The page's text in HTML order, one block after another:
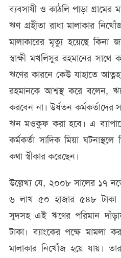
ব্যবসাযী ও কাঠলি পাড়া গ্রামের
ঋণ গ্রহীতা রাধা মালাকার
মালাকারের মৃত্যু হয়েছে
স্বাক্ষী মখলিসুর রহমানের
ঋণের কারনে কেউ যাহাতে
রহমানকে আশ্বস্থ করে বলেন,
করবেন না। উর্ধতন
ঋন মওকুফ করা হবে। এ ব্যাপারে
কর্মকর্তা সাদিক মিয়া
কথা স্বীকার করেছেন।
উল্লেখ্য যে, ২০০৮ সালের ১৭
৬ লাখ ৫০ হাজার ৫৪৮ টাকা
সুদসহ এই ঋণের পরিমান
টাকা। ব্যাংকের পক্ষে মামলা
মালাকার নিখোঁজ হয়ে যায়।